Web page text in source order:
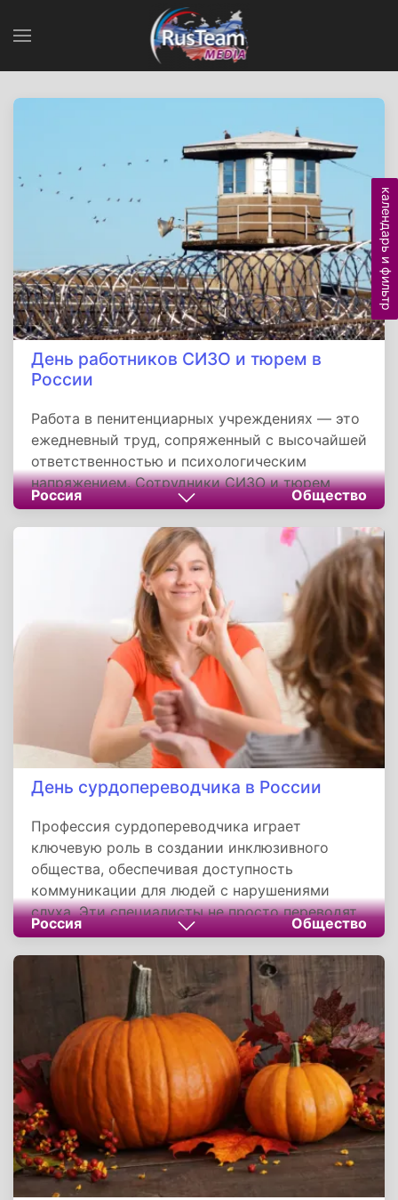
День работников СИЗО и тюрем в
России
Работа в пенитенциарных учреждениях — это
ежедневный труд, сопряженный с высочайшей
ответственностью и психологическим
напряжением. Сотрудники СИЗО и тюрем
выполняют ключевую государственную
функцию — обеспечивают изоляцию лиц,
представляющих опасность для общества, и
создают условия для их возможного
исправления. Профессия требует уникального
сочетания личных качеств: непоколебимой
психической устойчивости, строгой
принципиальности и сохранения
человеческого отношения к тем, кто оказался
по ту сторону решетки.
Россия Общество
День сурдопереводчика в России
Профессия сурдопереводчика играет
ключевую роль в создании инклюзивного
общества, обеспечивая доступность
коммуникации для людей с нарушениями
слуха. Эти специалисты не просто переводят
слова, а создают мосты понимания между
разными мирами, способствуя социальной
интеграции глухих граждан. Нехватка
квалифицированных кадров в этой сфере
остается серьезной проблемой, требующей
системного подхода к подготовке новых
специалистов и повышению престижа
профессии. Поддержка и развитие
сурдоперевода в России напрямую влияют на
качество жизни сотен тысяч людей с
нарушениями слуха, обеспечивая их равные
права и возможности в образовании,
трудоустройстве и социальной жизни.
Россия Общество
календарь и фильтр